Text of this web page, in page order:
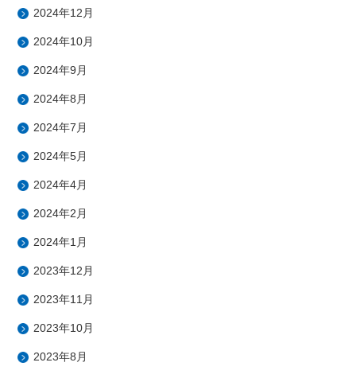
2024年12月
2024年10月
2024年9月
2024年8月
2024年7月
2024年5月
2024年4月
2024年2月
2024年1月
2023年12月
2023年11月
2023年10月
2023年8月